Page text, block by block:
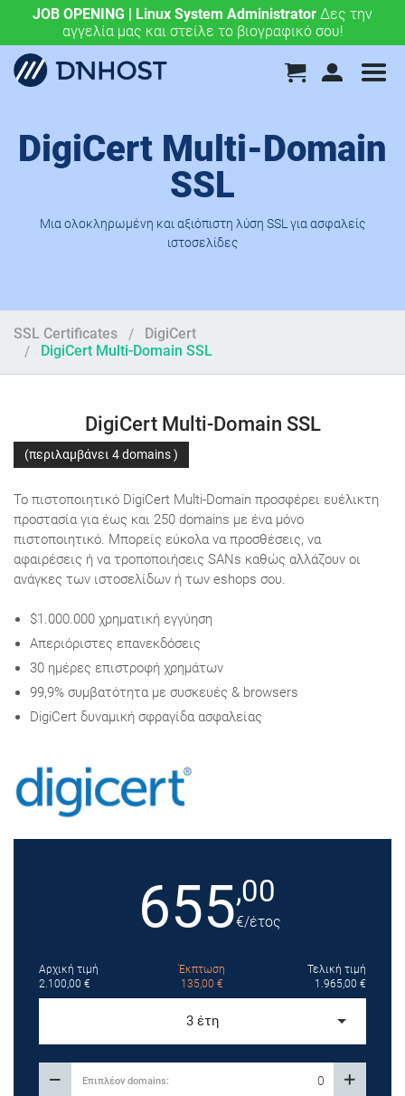
JOB OPENING | Linux System Administrator Δες την
αγγελία μας και στείλε το βιογραφικό σου!
.eu & .ευ domains μόνο 4,90 €/έτος.Χάραξε την
ευρωπαϊκή σου πορεία σήμερα!
DigiCert Multi-Domain
SSL
Μια ολοκληρωμένη και αξιόπιστη λύση SSL για ασφαλείς
ιστοσελίδες
SSL Certificates
DigiCert
DigiCert Multi-Domain SSL
DigiCert Multi-Domain SSL
(περιλαμβάνει 4 domains )
Το πιστοποιητικό DigiCert Multi-Domain προσφέρει ευέλικτη
προστασία για έως και 250 domains με ένα μόνο
πιστοποιητικό. Μπορείς εύκολα να προσθέσεις, να
αφαιρέσεις ή να τροποποιήσεις SANs καθώς αλλάζουν οι
ανάγκες των ιστοσελίδων ή των eshops σου.
$1.000.000 χρηματική εγγύηση
Απεριόριστες επανεκδόσεις
30 ημέρες επιστροφή χρημάτων
99,9% συμβατότητα με συσκευές & browsers
DigiCert δυναμική σφραγίδα ασφαλείας
655,00
€/έτος
Αρχική τιμή Έκπτωση
Τελική τιμή
2.100,00 € 135,00 € 1.965,00 €
3 έτη